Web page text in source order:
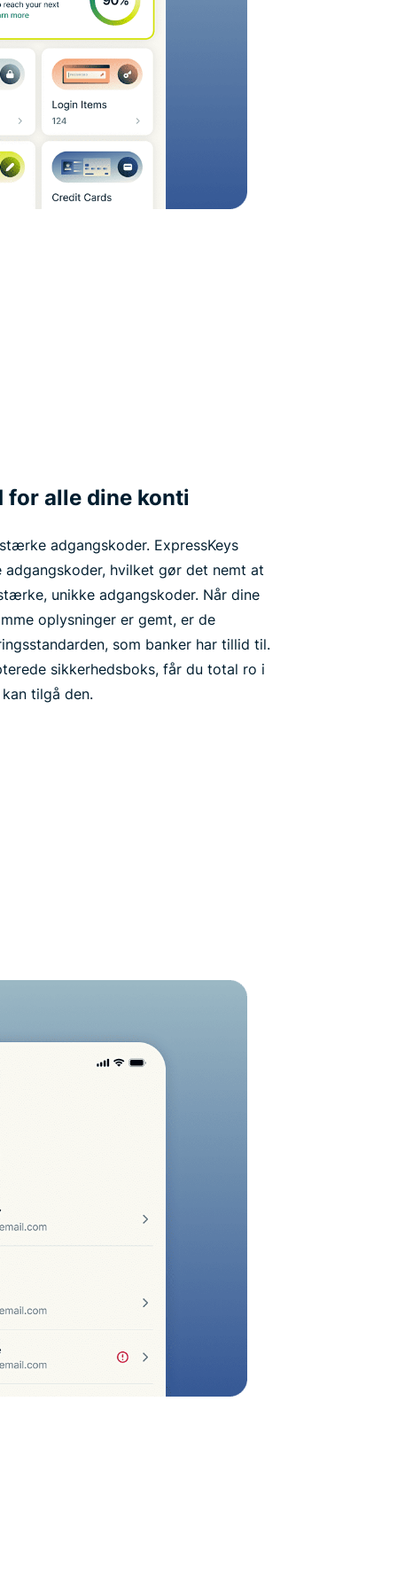
alle dine konti
adgangskoder. ExpressKeys
hvilket gør det nemt at
unikke adgangskoder. Når dine
oplysninger er gemt, er de
som banker har tillid til.
sikkerhedsboks, får du total ro i
tilgå den.